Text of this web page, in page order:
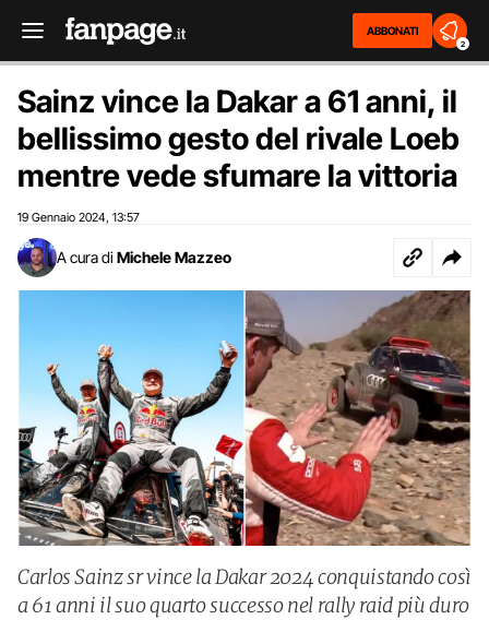
ABBONATI
2
Sainz vince la Dakar a 61 anni, il
bellissimo gesto del rivale Loeb
mentre vede sfumare la vittoria
19 Gennaio 2024 13:57
A cura di Michele Mazzeo
Carlos Sainz sr vince la Dakar 2024 conquistando così
a 61 anni il suo quarto successo nel rally raid più duro